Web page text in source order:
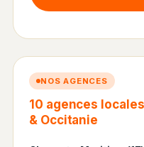
NOS AGENCES
10 agences
& Occitanie